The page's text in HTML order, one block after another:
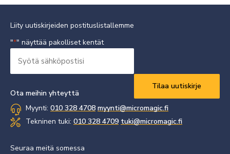
Liity uutiskirjeiden postituslistallemme
"*" näyttää pakolliset kentät
sähköpostisi
Ota meihin yhteyttä
Myynti: 010 328 4708 myynti@micromagic.fi
Tekninen tuki: 010 328 4709 tuki@micromagic.fi
Seuraa meitä somessa